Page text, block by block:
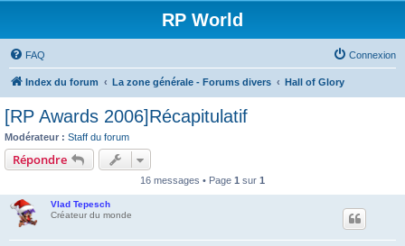
RP World
FAQ Connexion
Index du forum La zone générale - Forums divers Hall of Glory
[RP Awards 2006]Récapitulatif
Modérateur : Staff du forum
Répondre
16 messages • Page 1 sur 1
Vlad Tepesch
Créateur du monde